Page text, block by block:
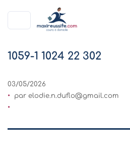
1059-1 1024 22 302
03/05/2026
par elodie.n.duflo@gmail.com